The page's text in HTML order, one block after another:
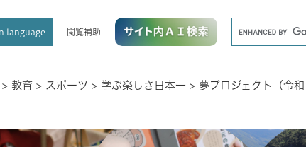
language 閲覧補助
ド
> 教育 > スポーツ > 学ぶ楽しさ日本一 > 夢プロジェクト（令和